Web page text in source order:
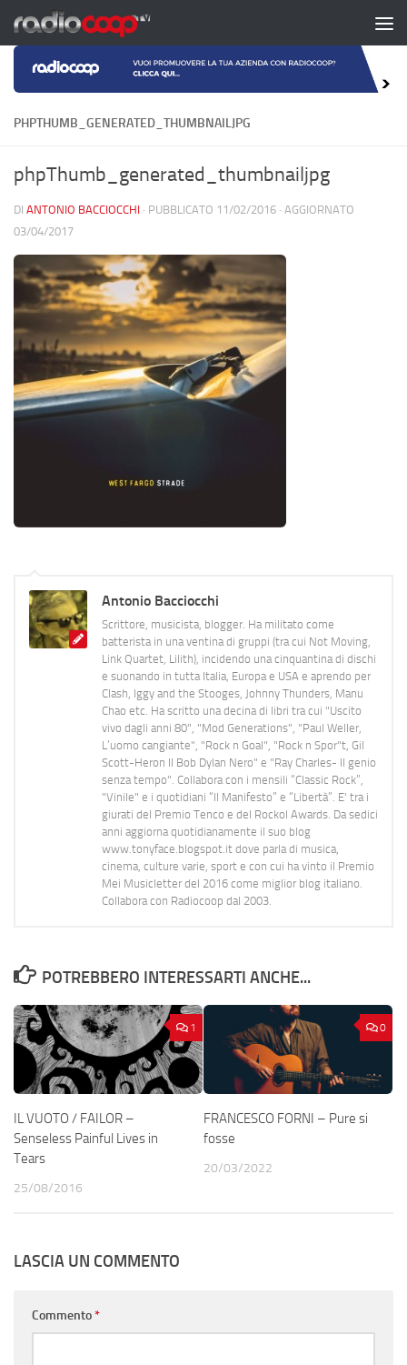
Salta al contenuto
PHPTHUMB_GENERATED_THUMBNAILJPG
phpThumb_generated_thumbnailjpg
DI ANTONIO BACCIOCCHI · PUBBLICATO 11/02/2016 · AGGIORNATO
03/04/2017
Antonio Bacciocchi
Scrittore, musicista, blogger. Ha militato come
batterista in una ventina di gruppi (tra cui Not Moving,
Link Quartet, Lilith), incidendo una cinquantina di dischi
e suonando in tutta Italia, Europa e USA e aprendo per
Clash, Iggy and the Stooges, Johnny Thunders, Manu
Chao etc. Ha scritto una decina di libri tra cui "Uscito
vivo dagli anni 80", "Mod Generations", "Paul Weller,
L’uomo cangiante", "Rock n Goal", "Rock n Spor"t, Gil
Scott-Heron Il Bob Dylan Nero" e "Ray Charles- Il genio
senza tempo". Collabora con i mensili “Classic Rock”,
"Vinile" e i quotidiani “Il Manifesto” e “Libertà”. E' tra i
giurati del Premio Tenco e del Rockol Awards. Da sedici
anni aggiorna quotidianamente il suo blog
www.tonyface.blogspot.it dove parla di musica,
cinema, culture varie, sport e con cui ha vinto il Premio
Mei Musicletter del 2016 come miglior blog italiano.
Collabora con Radiocoop dal 2003.
POTREBBERO INTERESSARTI ANCHE...
1
IL VUOTO / FAILOR –
Senseless Painful Lives in
Tears
25/08/2016
0
FRANCESCO FORNI – Pure si
fosse
20/03/2022
LASCIA UN COMMENTO
Commento*